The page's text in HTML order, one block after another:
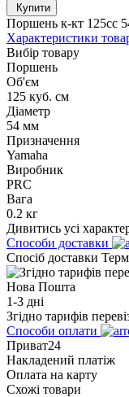
Купити
Поршень к-кт 125cc
Характеристики
Вибір товару
Поршень
Об'єм
125 куб. см
Діаметр
54 мм
Призначення
Yamaha
Виробник
PRC
Вага
0.2 кг
Дивитись усі
Способи доставки
Спосіб доставки
Нова Пошта
1-3 дні
Згідно тарифів
Способи оплати
Приват24
Накладений платіж
Оплата на карту
Схожі товари